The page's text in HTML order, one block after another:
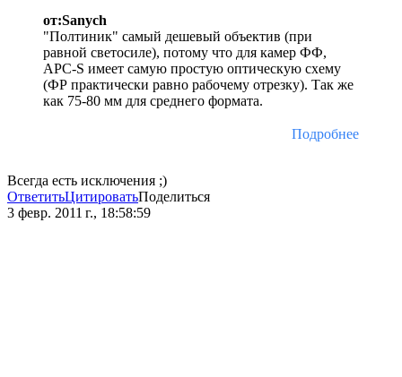
от:Sanych
"Полтиник" самый дешевый объектив (при
равной светосиле), потому что для камер ФФ,
APC-S имеет самую простую оптическую схему
(ФР практически равно рабочему отрезку). Так же
как 75-80 мм для среднего формата.
Подробнее
Всегда есть исключения ;)
ОтветитьЦитироватьПоделиться
3 февр. 2011 г., 18:58:59